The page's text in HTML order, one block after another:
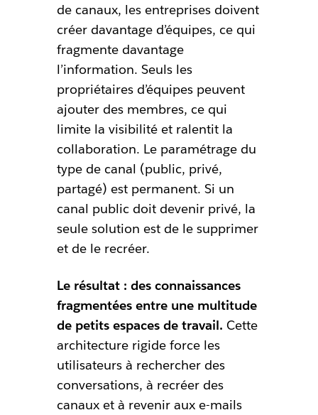
de canaux, les entreprises doivent
créer davantage d’équipes, ce qui
fragmente davantage
l’information. Seuls les
propriétaires d’équipes peuvent
ajouter des membres, ce qui
limite la visibilité et ralentit la
collaboration. Le paramétrage du
type de canal (public, privé,
partagé) est permanent. Si un
canal public doit devenir privé, la
seule solution est de le supprimer
et de le recréer.
Le résultat : des connaissances
fragmentées entre une multitude
de petits espaces de travail. Cette
architecture rigide force les
utilisateurs à rechercher des
conversations, à recréer des
canaux et à revenir aux e-mails